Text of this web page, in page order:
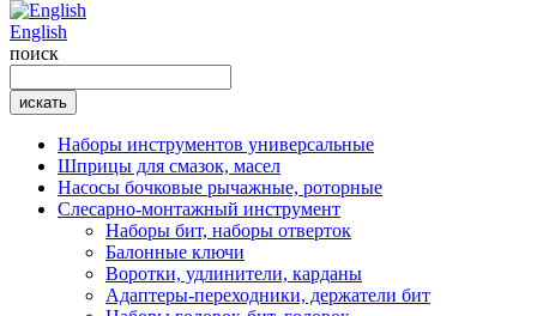
English
поиск
Наборы инструментов универсальные
Шприцы для смазок, масел
Насосы бочковые рычажные, роторные
Слесарно-монтажный инструмент
Наборы бит, наборы отверток
Балонные ключи
Воротки, удлинители, карданы
Адаптеры-переходники, держатели бит